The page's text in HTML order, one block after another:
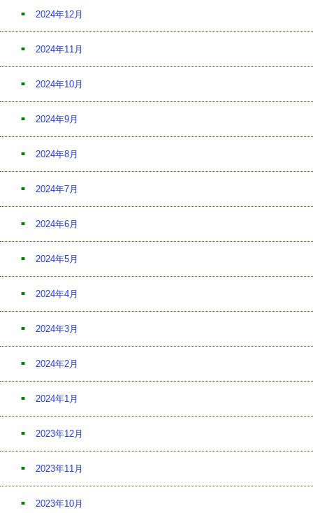
2024年12月
2024年11月
2024年10月
2024年9月
2024年8月
2024年7月
2024年6月
2024年5月
2024年4月
2024年3月
2024年2月
2024年1月
2023年12月
2023年11月
2023年10月